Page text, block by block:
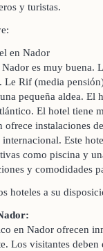
y turistas.
en Nador
es muy buena.
Le Rif (media
pequeña aldea. El
El hotel tiene
instalaciones
Este
como piscina y
y comodidades
hoteles a su
en Nador ofrecen
Los visitantes